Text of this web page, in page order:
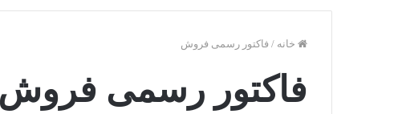
خانه / فاکتور رسمی فروش
فاکتور رسمی فروش